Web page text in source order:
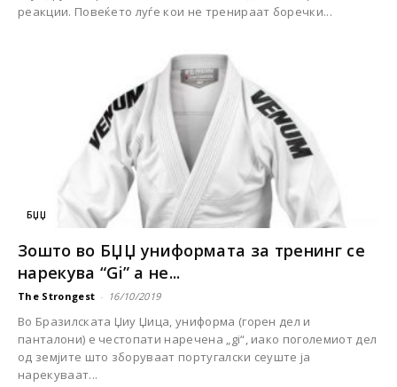
реакции. Повеќето луѓе кои не тренираат боречки...
БЏЏ
Зошто во БЏЏ униформата за тренинг се
нарекува “Gi” а не...
The Strongest - 16/10/2019
Во Бразилската Џиу Џица, униформа (горен дел и
панталони) е честопати наречена „gi“, иако поголемиот дел
од земјите што зборуваат португалски сеуште ја
нарекуваат...